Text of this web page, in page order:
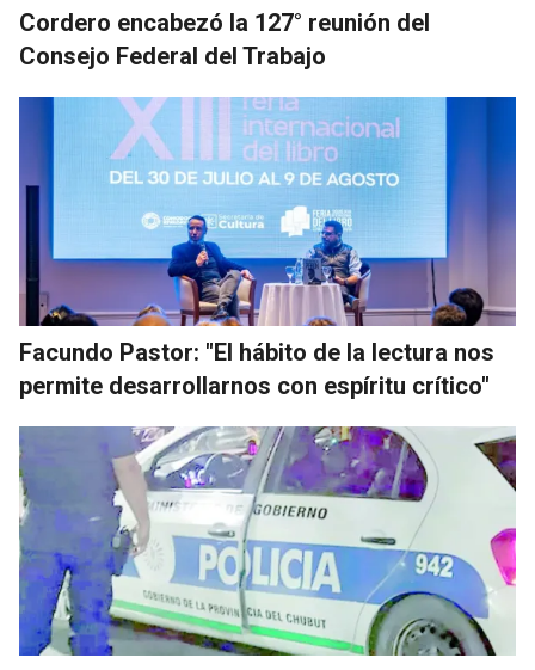
Cordero encabezó la 127° reunión del
Consejo Federal del Trabajo
Facundo Pastor: "El hábito de la lectura nos
permite desarrollarnos con espíritu crítico"